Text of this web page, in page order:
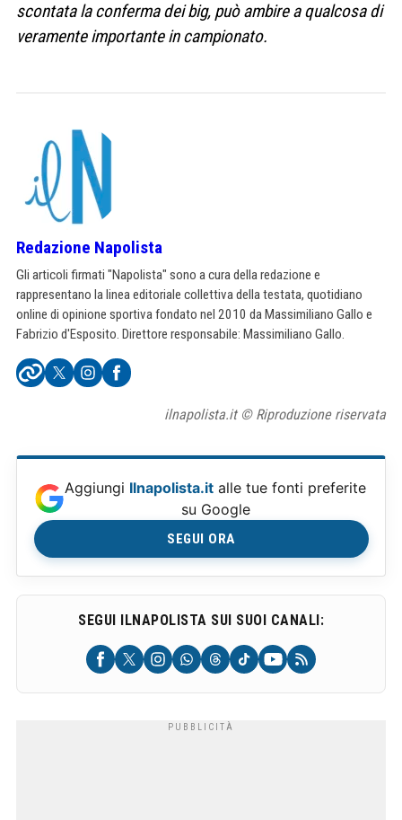
scontata la conferma dei big, può ambire a qualcosa di
veramente importante in campionato.
Redazione Napolista
Gli articoli firmati "Napolista" sono a cura della redazione e
rappresentano la linea editoriale collettiva della testata, quotidiano
online di opinione sportiva fondato nel 2010 da Massimiliano Gallo e
Fabrizio d'Esposito. Direttore responsabile: Massimiliano Gallo.
ilnapolista.it © Riproduzione riservata
Aggiungi Ilnapolista.it alle tue fonti preferite
su Google
SEGUI ORA
SEGUI ILNAPOLISTA SUI SUOI CANALI: